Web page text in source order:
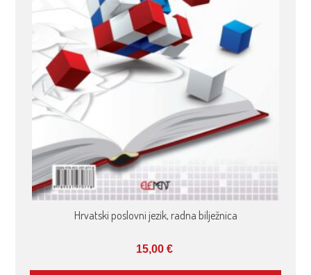
Hrvatski poslovni jezik, radna bilježnica
15,00 €